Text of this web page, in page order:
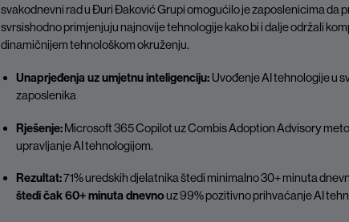
svakodnevni rad u Đuri Đaković Grupi omogućilo je zaposlenicima da
svrsishodno primjenjuju najnovije tehnologije kako bi i dalje održali
dinamičnijem tehnološkom okruženju.
Unaprjeđenja uz umjetnu inteligenciju: Uvođenje AI tehnologije u
zaposlenika
Rješenje:Microsoft 365 Copilot uz Combis Adoption Advisory
upravljanje AI tehnologijom.
Rezultat:71% uredskih djelatnika štedi minimalno 30+ minuta
štedi čak 60+ minuta dnevnouz 99% pozitivno prihvaćanje AI